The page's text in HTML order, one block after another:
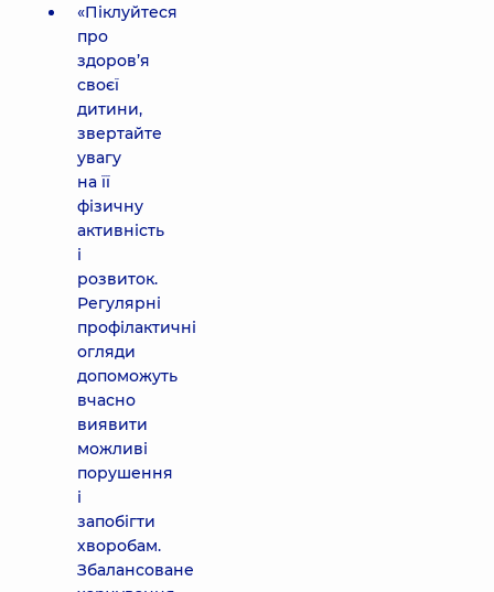
«Піклуйтеся
про
здоров’я
своєї
дитини,
звертайте
увагу
на її
фізичну
активність
і
розвиток.
Регулярні
профілактичні
огляди
допоможуть
вчасно
виявити
можливі
порушення
і
запобігти
хворобам.
Збалансоване